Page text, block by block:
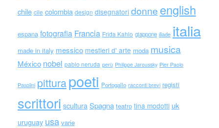
chile cile colombia design disegnatori donne english
espana fotografia Francia Frida Kahlo giappone iliade italia
made in italy messico mestieri d' arte moda musica
México nobel pablo neruda perù Philippe Jaroussky Pier Paolo
Pasolini pitturapoeti Portogallo racconti brevi registi
scrittori scultura Spagna teatro tina modotti uk
uruguay usa varie